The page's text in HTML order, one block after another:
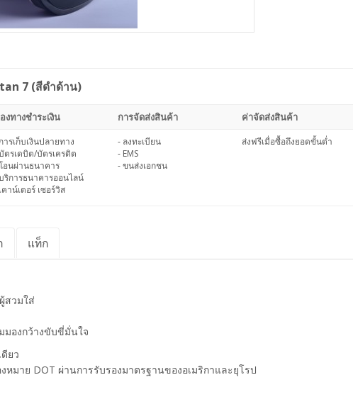
7 (สีดำด้าน)
งทางชำระเงิน การจัดส่งสินค้า ค่าจัดส่งสินค้า
ารเก็บเงินปลายทาง
ตรเดบิต/บัตรเครดิต
อนผ่านธนาคาร
ริการธนาคารออนไลน์
คาน์เตอร์ เซอร์วิส
- ลงทะเบียน
- EMS
- ขนส่งเอกชน
ส่งฟรีเมื่อซื้อถึงยอดขั้นต่ำ
แท็ก
สวมใส่
องกว้างขับขี่มั่นใจ
ยว
มาย DOT ผ่านการรับรองมาตรฐานของอเมริกาและยุโรป